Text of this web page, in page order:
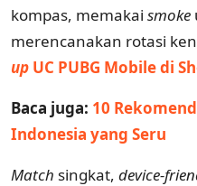
kompas, memakai smoke
merencanakan rotasi
up UC PUBG Mobile di
Baca juga: 10
Indonesia yang Seru
Match singkat, device-